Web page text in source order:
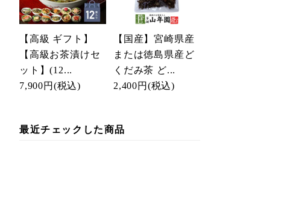
【高級 ギフト】
【高級お茶漬けセ
ット】(12...
7,900円 (税込)
【国産】宮崎県産
または徳島県産ど
くだみ茶 ど...
2,400円 (税込)
最近チェックした商品